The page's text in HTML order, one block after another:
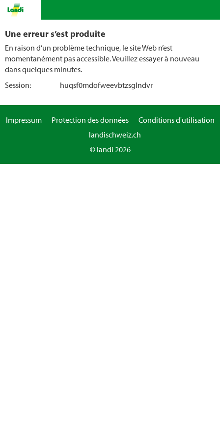
Une erreur s’est produite
En raison d’un problème technique, le site Web n’est
momentanément pas accessible. Veuillez essayer à nouveau
dans quelques minutes.
Session:
huqsf0mdofweevbtzsglndvr
Impressum Protection des données
Conditions d'utilisation
landischweiz.ch
© landi 2026